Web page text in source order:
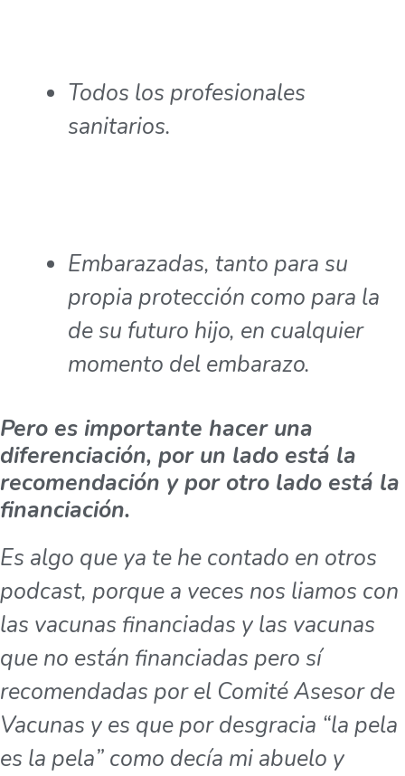
Todos los profesionales
sanitarios.
Embarazadas, tanto para su
propia protección como para la
de su futuro hijo, en cualquier
momento del embarazo.
Pero es importante hacer una
diferenciación, por un lado está la
recomendación y por otro lado está la
financiación.
Es algo que ya te he contado en otros
podcast, porque a veces nos liamos con
las vacunas financiadas y las vacunas
que no están financiadas pero sí
recomendadas por el Comité Asesor de
Vacunas y es que por desgracia “la pela
es la pela” como decía mi abuelo y